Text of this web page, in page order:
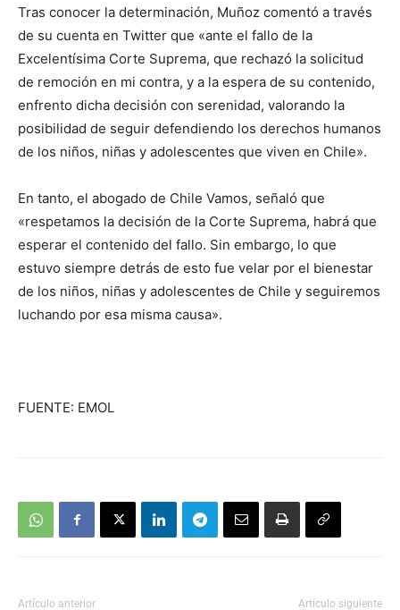
Tras conocer la determinación, Muñoz comentó a través
de su cuenta en Twitter que «ante el fallo de la
Excelentísima Corte Suprema, que rechazó la solicitud
de remoción en mi contra, y a la espera de su contenido,
enfrento dicha decisión con serenidad, valorando la
posibilidad de seguir defendiendo los derechos humanos
de los niños, niñas y adolescentes que viven en Chile».
En tanto, el abogado de Chile Vamos, señaló que
«respetamos la decisión de la Corte Suprema, habrá que
esperar el contenido del fallo. Sin embargo, lo que
estuvo siempre detrás de esto fue velar por el bienestar
de los niños, niñas y adolescentes de Chile y seguiremos
luchando por esa misma causa».
FUENTE: EMOL
Artículo anterior Artículo siguiente